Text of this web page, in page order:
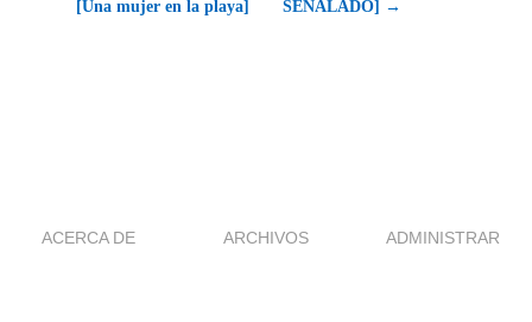
[Una mujer en la playa]
SEÑALADO] →
ACERCA DE ARCHIVOS ADMINISTRAR